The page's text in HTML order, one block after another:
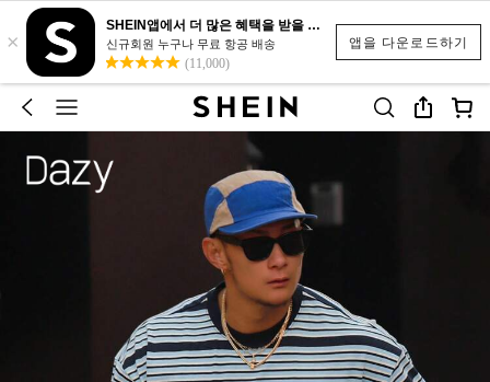
앱을 다운로드하기
×
SHEIN앱에서 더 많은 혜택을 받을 수 있어요.
신규회원 누구나 무료 항공 배송
(11,000)